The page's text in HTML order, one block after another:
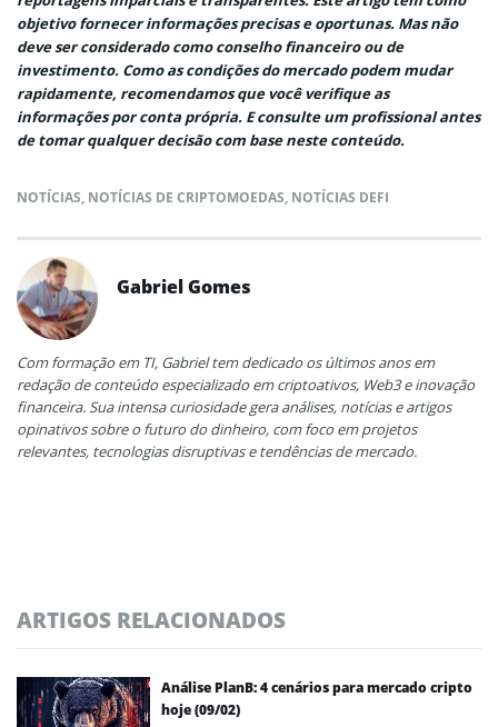
objetivo fornecer informações precisas e oportunas. Mas não
deve ser considerado como conselho financeiro ou de
investimento. Como as condições do mercado podem mudar
rapidamente, recomendamos que você verifique as
informações por conta própria. E consulte um profissional antes
de tomar qualquer decisão com base neste conteúdo.
NOTÍCIAS, NOTÍCIAS DE CRIPTOMOEDAS, NOTÍCIAS DEFI
Gabriel Gomes
Com formação em TI, Gabriel tem dedicado os últimos anos em
redação de conteúdo especializado em criptoativos, Web3 e inovação
financeira. Sua intensa curiosidade gera análises, notícias e artigos
opinativos sobre o futuro do dinheiro, com foco em projetos
relevantes, tecnologias disruptivas e tendências de mercado.
ARTIGOS RELACIONADOS
Análise PlanB: 4 cenários para mercado cripto
hoje (09/02)